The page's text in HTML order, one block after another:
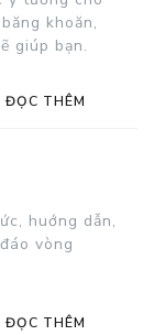
khoăn,
giúp bạn.
ĐỌC THÊM
huớng dẫn,
vòng
ĐỌC THÊM